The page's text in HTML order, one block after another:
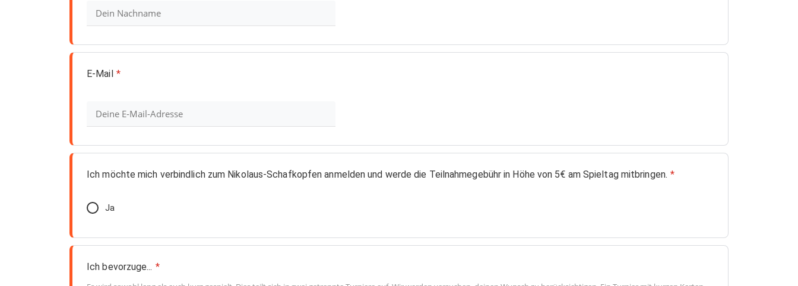
E-Mail *
Ich möchte mich verbindlich zum Nikolaus-Schafkopfen anmelden und werde die Teilnahmegebühr in Höhe von 5€ am Spieltag mitbringen. *
Ja
Ich bevorzuge... *